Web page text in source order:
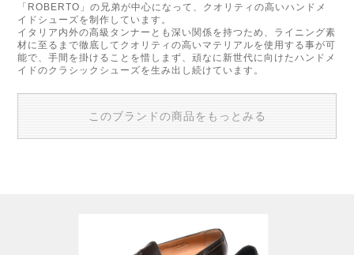
「ROBERTO」の兄弟が中心になって、クオリティの高いハンドメ
イドシューズを制作しています。
イタリア内外の高級タンナーとも深い関係を持つため、ライニング素
材に至るまで徹底してクオリティの高いマテリアルを使用する事が可
能で、手間を掛けることを惜しまず、頑なに新世代に向けたハンドメ
イドのクラシックシューズを生み出し続けています。
このブランドの商品をもっとみる